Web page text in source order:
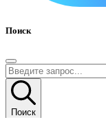
Поиск
Поиск